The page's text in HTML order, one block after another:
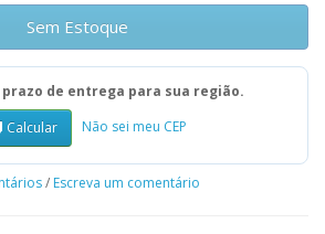
Sem Estoque
de entrega para sua região.
Calcular
Não sei meu CEP
/ Escreva um comentário